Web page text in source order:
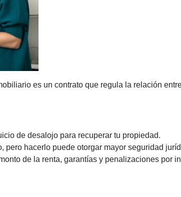
es un contrato que regula la relación
de desalojo para recuperar tu propiedad.
hacerlo puede otorgar mayor seguridad
de la renta, garantías y penalizaciones por